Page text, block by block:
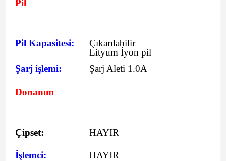
Pil
Pil Kapasitesi:
Çıkarılabilir
Lityum İyon pil
Şarj işlemi:
Şarj Aleti 1.0A
Donanım
Çipset: HAYIR
İşlemci: HAYIR